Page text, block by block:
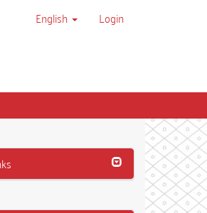
English Login